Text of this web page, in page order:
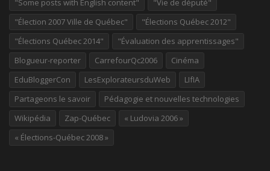
"Some posts with English content"
"Vie de député"
"Élection 2007 Ville de Québec"
"Élections Québec 2012"
"Élections Québec 2014"
"Évaluation des apprentissages"
Blogueur-reporter
CarrefourQc2006
Cinéma
EduBloggerCon
LesExplorateursduWeb
LIfIA
Partageons le savoir
Pédagogie et nouvelles technologies
Wikipédia
Zap-Québec
« Ludovia 2006 »
« Élections-Québec 2008 »